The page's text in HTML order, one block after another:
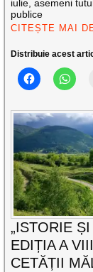
iulie, asemeni
publice
CITEȘTE MAI
Distribuie acest
„ISTORIE
EDIȚIA A
CETĂȚII